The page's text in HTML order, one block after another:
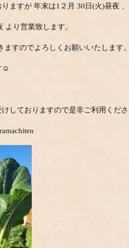
りますが 年末は1２月 30日(火)
月)昼夜 より営業致します。
すのでよろしくお願いいたします。
☺
しておりますので是非ご利用くだ